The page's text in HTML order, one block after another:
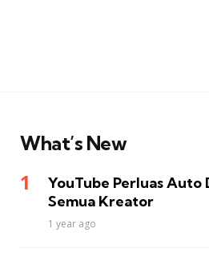
What’s New
YouTube Perluas
Semua Kreator
1 year ago